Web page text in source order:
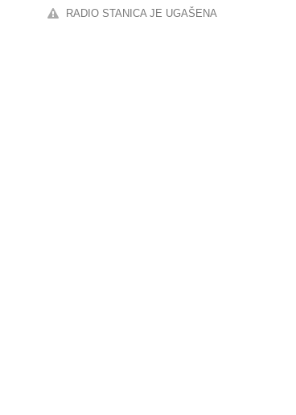
RADIO STANICA JE UGAŠENA